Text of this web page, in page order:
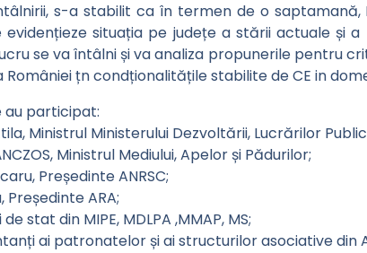
s-a stabilit ca în termen de o
evidențieze situația pe județe a stării actuale și
se va întâlni și va analiza propunerile pentru
țn condționalitățile stabilite de CE in
au participat:
Ministrul Ministerului Dezvoltării, Lucrărilor
Ministrul Mediului, Apelor și Pădurilor;
Președinte ANRSC;
Președinte ARA;
stat din MIPE, MDLPA ,MMAP, MS;
ai patronatelor și ai structurilor asociative din